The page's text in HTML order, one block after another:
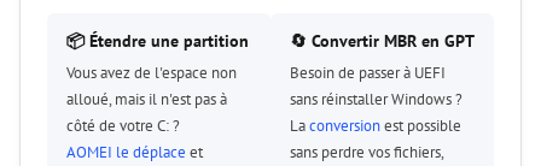
📦 Étendre une partition
Vous avez de l'espace non
alloué, mais il n'est pas à
côté de votre C: ?
AOMEI le déplace et
🔄 Convertir MBR en GPT
Besoin de passer à UEFI
sans réinstaller Windows ?
Laconversionest possible
sans perdre vos fichiers,